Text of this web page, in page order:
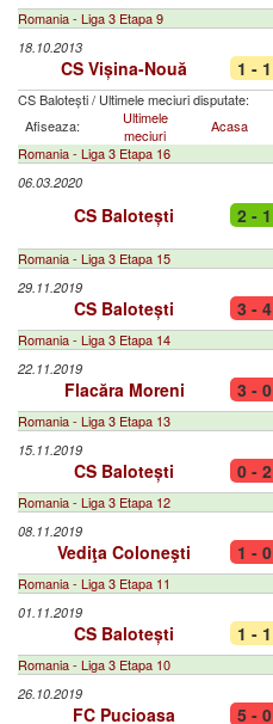
Romania - Liga 3 Etapa 9
18.10.2013
CS Vișina-Nouă 1 - 1
CS Balotești/ Ultimele meciuri disputate:
Afiseaza:
Ultimele
meciuri
Acasa
Romania - Liga 3 Etapa 16
06.03.2020
CS Balotești 2 - 1
Romania - Liga 3 Etapa 15
29.11.2019
CS Balotești 3 - 4
Romania - Liga 3 Etapa 14
22.11.2019
Flacăra Moreni 3 - 0
Romania - Liga 3 Etapa 13
15.11.2019
CS Balotești 0 - 2
Romania - Liga 3 Etapa 12
08.11.2019
Vediţa Coloneşti 1 - 0
Romania - Liga 3 Etapa 11
01.11.2019
CS Balotești 1 - 1
Romania - Liga 3 Etapa 10
26.10.2019
FC Pucioasa 5 - 0